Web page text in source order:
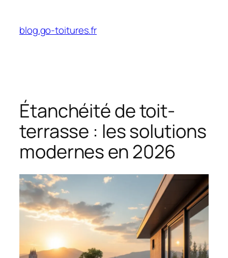
contenu
blog.go-toitures.fr
Étanchéité de toit-
terrasse : les solutions
modernes en 2026